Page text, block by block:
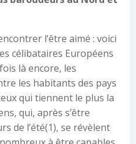
l’être aimé : voici
célibataires Européens
là encore, les
les habitants des pays
qui tiennent le plus la
qui, après s’être
de l’été(1), se révèlent